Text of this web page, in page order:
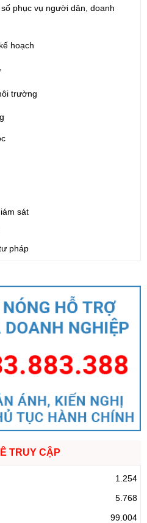
phục vụ người dân, doanh
hoạch
trường
sát
pháp
TRUY CẬP
1.254
5.768
99.004